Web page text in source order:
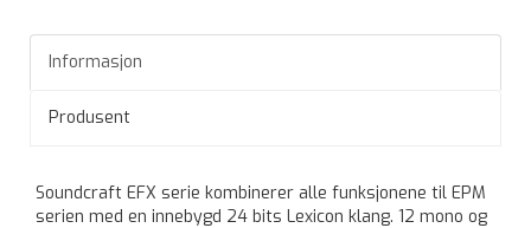
Informasjon
Produsent
Soundcraft EFX serie kombinerer alle funksjonene til EPM
serien med en innebygd 24 bits Lexicon klang. 12 mono og